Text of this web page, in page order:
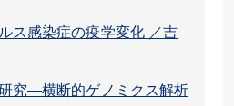
ス感染症の疫学変化 ／吉
究―横断的ゲノミクス解析